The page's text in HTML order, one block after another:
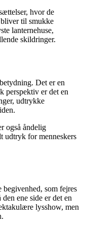
hvor de
til smukke
lanternehuse,
skildringer.
Det er en
perspektiv er det en
udtrykke
også åndelig
udtryk for menneskers
begivenhed, som fejres
ene side er det en
lysshow, men